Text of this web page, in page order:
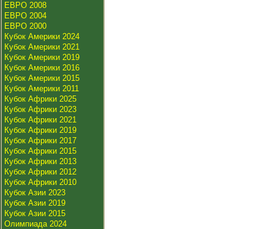
ЕВРО 2008
ЕВРО 2004
ЕВРО 2000
Кубок Америки 2024
Кубок Америки 2021
Кубок Америки 2019
Кубок Америки 2016
Кубок Америки 2015
Кубок Америки 2011
Кубок Африки 2025
Кубок Африки 2023
Кубок Африки 2021
Кубок Африки 2019
Кубок Африки 2017
Кубок Африки 2015
Кубок Африки 2013
Кубок Африки 2012
Кубок Африки 2010
Кубок Азии 2023
Кубок Азии 2019
Кубок Азии 2015
Олимпиада 2024